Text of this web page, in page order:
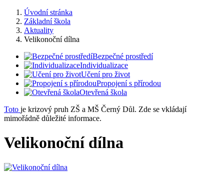
Úvodní stránka
Základní škola
Aktuality
Velikonoční dílna
Bezpečné prostředí
Individualizace
Učení pro život
Propojení s přírodou
Otevřená škola
Toto je krizový pruh ZŠ a MŠ Černý Důl. Zde se vkládají
mimořádně důležité informace.
Velikonoční dílna